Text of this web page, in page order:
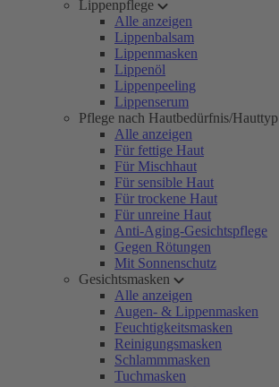
Lippenpflege
Alle anzeigen
Lippenbalsam
Lippenmasken
Lippenöl
Lippenpeeling
Lippenserum
Pflege nach Hautbedürfnis/Hauttyp
Alle anzeigen
Für fettige Haut
Für Mischhaut
Für sensible Haut
Für trockene Haut
Für unreine Haut
Anti-Aging-Gesichtspflege
Gegen Rötungen
Mit Sonnenschutz
Gesichtsmasken
Alle anzeigen
Augen- & Lippenmasken
Feuchtigkeitsmasken
Reinigungsmasken
Schlammmasken
Tuchmasken